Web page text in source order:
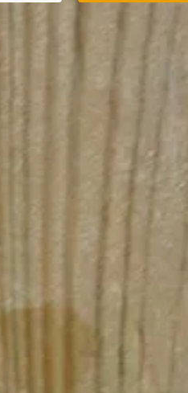
die wordt ingestort in een